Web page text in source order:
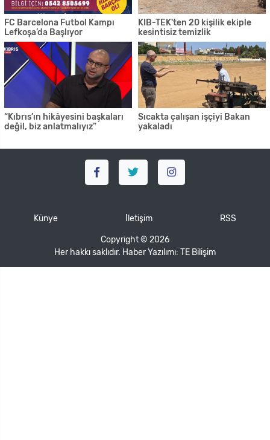
FC Barcelona Futbol Kampı
Lefkoşa’da Başlıyor
KIB-TEK'ten 20 kişilik ekiple
kesintisiz temizlik
“Kıbrıs’ın hikâyesini başkaları
değil, biz anlatmalıyız”
Sıcakta çalışan işçiyi Bakan
yakaladı
Künye İletişim RSS
Copyright © 2026
Her hakkı saklıdır. Haber Yazılımı: TE Bilişim